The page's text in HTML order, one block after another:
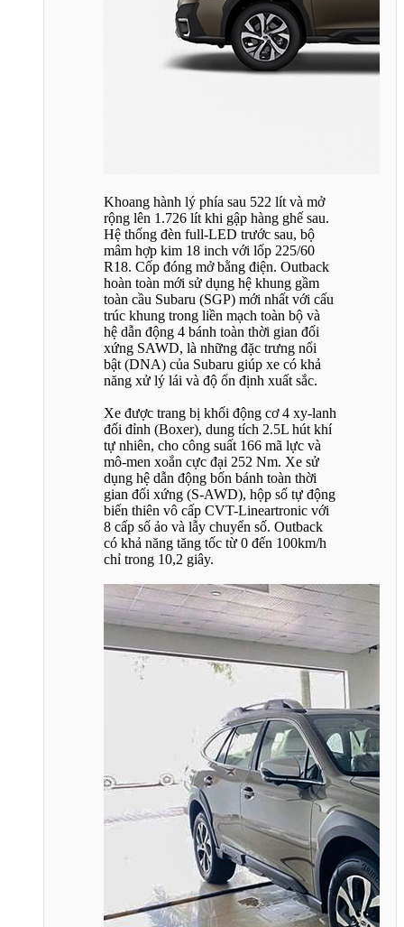
Khoang hành lý phía sau 522 lít và mở
rộng lên 1.726 lít khi gập hàng ghế sau.
Hệ thống đèn full-LED trước sau, bộ
mâm hợp kim 18 inch với lốp 225/60
R18. Cốp đóng mở bằng điện. Outback
hoàn toàn mới sử dụng hệ khung gầm
toàn cầu Subaru (SGP) mới nhất với cấu
trúc khung trong liền mạch toàn bộ và
hệ dẫn động 4 bánh toàn thời gian đối
xứng SAWD, là những đặc trưng nổi
bật (DNA) của Subaru giúp xe có khả
năng xử lý lái và độ ổn định xuất sắc.
Xe được trang bị khối động cơ 4 xy-lanh
đối đỉnh (Boxer), dung tích 2.5L hút khí
tự nhiên, cho công suất 166 mã lực và
mô-men xoắn cực đại 252 Nm. Xe sử
dụng hệ dẫn động bốn bánh toàn thời
gian đối xứng (S-AWD), hộp số tự động
biến thiên vô cấp CVT-Lineartronic với
8 cấp số ảo và lẫy chuyển số. Outback
có khả năng tăng tốc từ 0 đến 100km/h
chỉ trong 10,2 giây.